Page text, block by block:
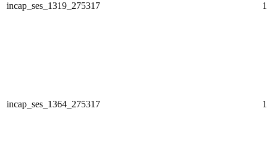
incap_ses_1319_275317
incap_ses_1364_275317